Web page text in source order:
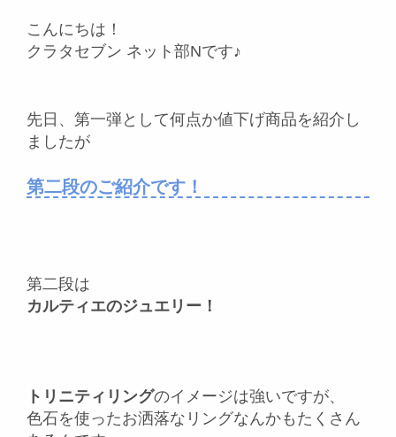
こんにちは！
クラタセブン ネット部Nです♪
先日、第一弾として何点か値下げ商品を紹介し
ましたが
第二段のご紹介です！
第二段は
カルティエのジュエリー！
トリニティリングのイメージは強いですが、
色石を使ったお洒落なリングなんかもたくさん